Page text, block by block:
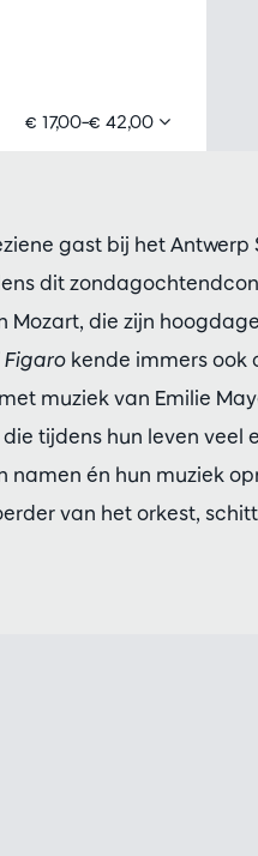
€ 17,00–€ 42,00
gast bij het
dit
Mozart, die zijn
Figarokende immers ook
muziek van Emilie
tijdens hun leven veel
én hun muziek
van het orkest,